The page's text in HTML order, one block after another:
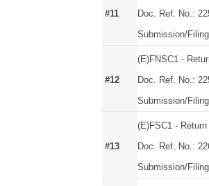
#11
Doc. Ref. No.:
Submission/
#12
(E)FNSC1 -
Doc. Ref. No.:
Submission/
#13
(E)FSC1 -
Doc. Ref. No.:
Submission/